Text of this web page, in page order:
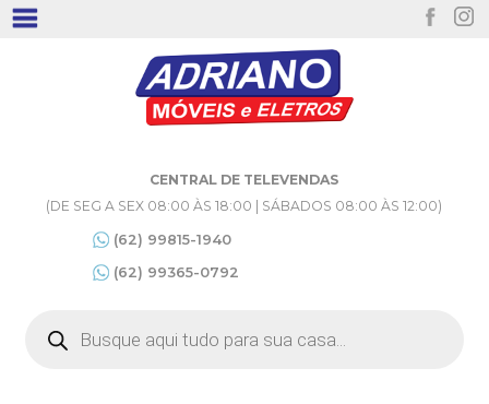
CENTRAL DE TELEVENDAS
(DE SEG A SEX 08:00 ÀS 18:00 | SÁBADOS 08:00 ÀS 12:00)
(62) 99815-1940
(62) 99365-0792
produtos